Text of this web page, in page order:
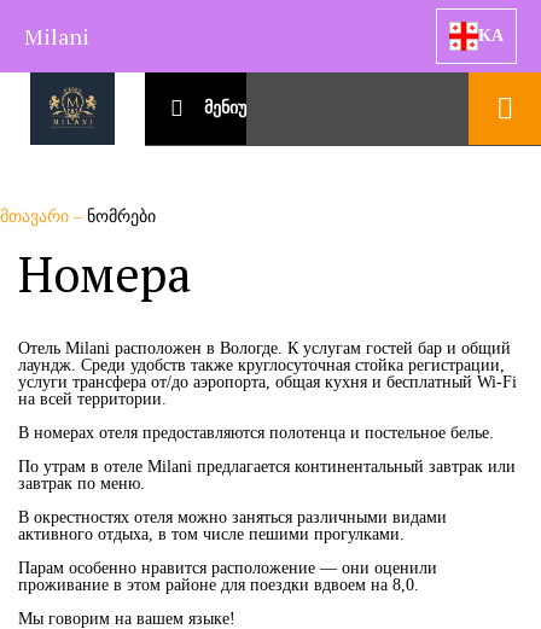
Milani KA
მენიუ
მთავარი – ნომრები
Номера
Отель Milani расположен в Вологде. К услугам гостей бар и общий
лаундж. Среди удобств также круглосуточная стойка регистрации,
услуги трансфера от/до аэропорта, общая кухня и бесплатный Wi-Fi
на всей территории.
В номерах отеля предоставляются полотенца и постельное белье.
По утрам в отеле Milani предлагается континентальный завтрак или
завтрак по меню.
В окрестностях отеля можно заняться различными видами
активного отдыха, в том числе пешими прогулками.
Парам особенно нравится расположение — они оценили
проживание в этом районе для поездки вдвоем на 8,0.
Мы говорим на вашем языке!